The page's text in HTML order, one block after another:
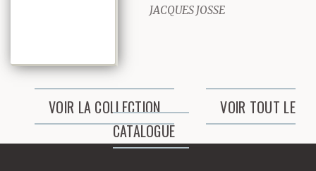
JACQUES JOSSE
VOIR LA COLLECTION
VOIR TOUT LE
CATALOGUE